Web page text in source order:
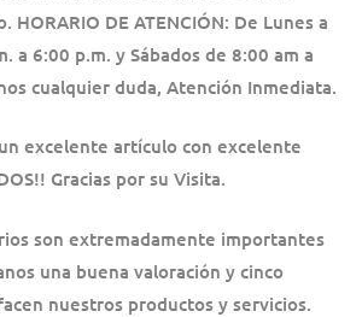
DE ATENCIÓN: De Lunes a
a 6:00 p.m. y Sábados de 8:00 am a
cualquier duda, Atención Inmediata.
excelente artículo con excelente
Gracias por su Visita.
son extremadamente importantes
una buena valoración y cinco
nuestros productos y servicios.